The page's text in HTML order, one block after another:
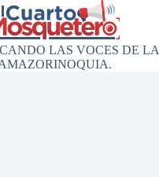
LAS VOCES DE LA